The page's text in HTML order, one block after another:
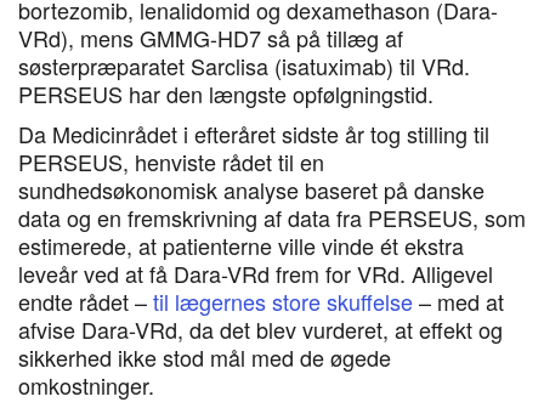
bortezomib, lenalidomid og dexamethason (Dara-
VRd), mens GMMG-HD7 så på tillæg af
søsterpræparatet Sarclisa (isatuximab) til VRd.
PERSEUS har den længste opfølgningstid.
Da Medicinrådet i efteråret sidste år tog stilling til
PERSEUS, henviste rådet til en
sundhedsøkonomisk analyse baseret på danske
data og en fremskrivning af data fra PERSEUS, som
estimerede, at patienterne ville vinde ét ekstra
leveår ved at få Dara-VRd frem for VRd. Alligevel
endte rådet –til lægernes store skuffelse– med at
afvise Dara-VRd, da det blev vurderet, at effekt og
sikkerhed ikke stod mål med de øgede
omkostninger.